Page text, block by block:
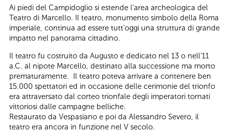
Ai piedi del Campidoglio si estende l’area archeologica del
Teatro di Marcello. Il teatro, monumento simbolo della Roma
imperiale, continua ad essere tutt’oggi una struttura di grande
impatto nel panorama cittadino.
Il teatro fu costruito da Augusto e dedicato nel 13 o nell’11
a.C. al nipote Marcello, destinato alla successione ma morto
prematuramente. Il teatro poteva arrivare a contenere ben
15.000 spettatori ed in occasione delle cerimonie del trionfo
era attraversato dal corteo trionfale degli imperatori tornati
vittoriosi dalle campagne belliche.
Restaurato da Vespasiano e poi da Alessandro Severo, il
teatro era ancora in funzione nel V secolo.